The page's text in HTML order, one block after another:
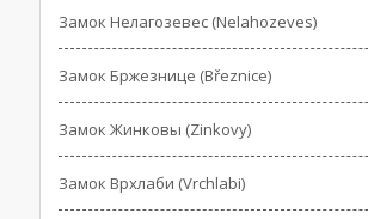
Замок Нелагозевес (Nelahozeves)
Замок Бржезнице (Březnice)
Замок Жинковы (Zinkovy)
Замок Врхлаби (Vrchlabi)